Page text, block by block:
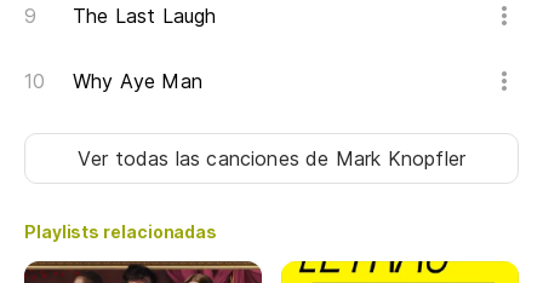
The Last Laugh
Why Aye Man
Ver todas las cancionesde Mark Knopfler
Playlists relacionadas